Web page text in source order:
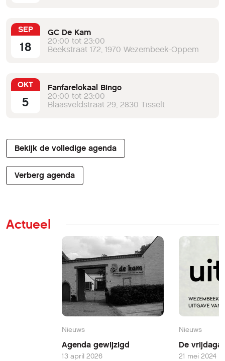
SEP
18
GC De Kam
20:00 tot 23:00
Beekstraat 172, 1970 Wezembeek-Oppem
OKT
5
Fanfarelokaal Bingo
20:00 tot 23:00
Blaasveldstraat 29, 2830 Tisselt
Bekijk de volledige agenda
Verberg agenda
Actueel
Nieuws
Agenda gewijzigd
13 april 2026
Nieuws
De
21 mei 2024